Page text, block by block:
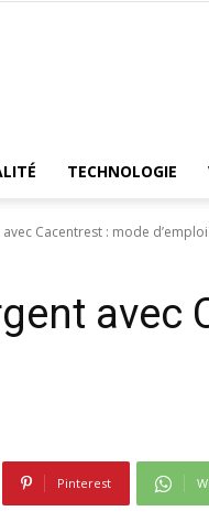
TECHNOLOGIE
Cacentrest : mode d’emploi
avec
Pinterest